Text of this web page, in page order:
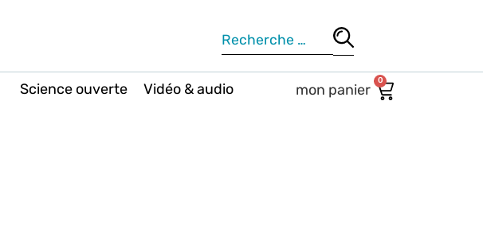
Science ouverte Vidéo & audio 0